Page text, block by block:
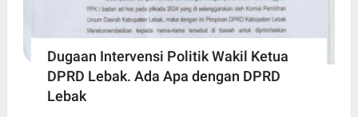
Dugaan Intervensi Politik Wakil Ketua
DPRD Lebak. Ada Apa dengan DPRD
Lebak